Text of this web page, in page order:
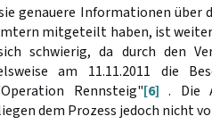
genauere Informationen über
mitgeteilt haben, ist
schwierig, da durch den
am 11.11.2011 die
Rennsteig"[6] . Die
dem Prozess jedoch nicht